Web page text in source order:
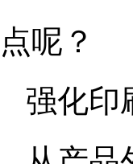
点呢？
强化印